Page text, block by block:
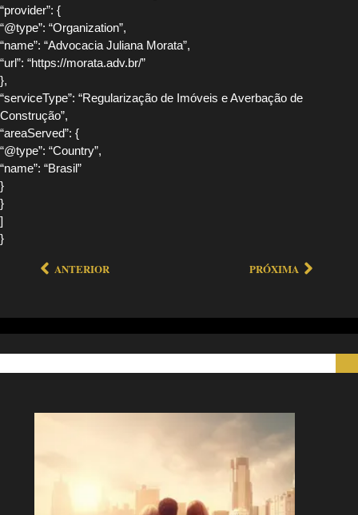
“provider”: {
“@type”: “Organization”,
“name”: “Advocacia Juliana Morata”,
“url”: “https://morata.adv.br/”
},
“serviceType”: “Regularização de Imóveis e Averbação de
Construção”,
“areaServed”: {
“@type”: “Country”,
“name”: “Brasil”
}
}
]
}
ANTERIOR PRÓXIMA